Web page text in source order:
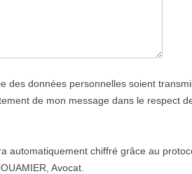
des données personnelles soient
de mon message dans le respect
automatiquement chiffré grâce au
Avocat.